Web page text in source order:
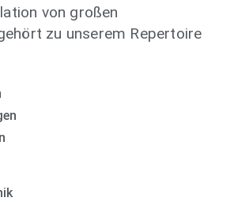
von großen
zu unserem Repertoire